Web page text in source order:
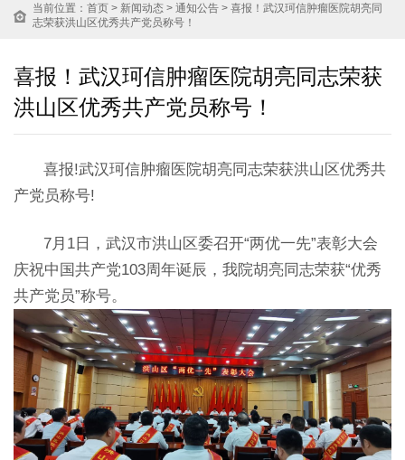
当前位置： 首页> 新闻动态> 通知公告> 喜报！武汉珂信肿瘤医院胡亮同
志荣获洪山区优秀共产党员称号！
喜报！武汉珂信肿瘤医院胡亮同志荣获
洪山区优秀共产党员称号！
喜报!武汉珂信肿瘤医院胡亮同志荣获洪山区优秀共
产党员称号!
7月1日，武汉市洪山区委召开“两优一先”表彰大会
庆祝中国共产党103周年诞辰，我院胡亮同志荣获“优秀
共产党员”称号。